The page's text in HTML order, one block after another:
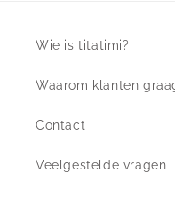
Wie is titatimi?
Waarom klanten
Contact
Veelgestelde vragen